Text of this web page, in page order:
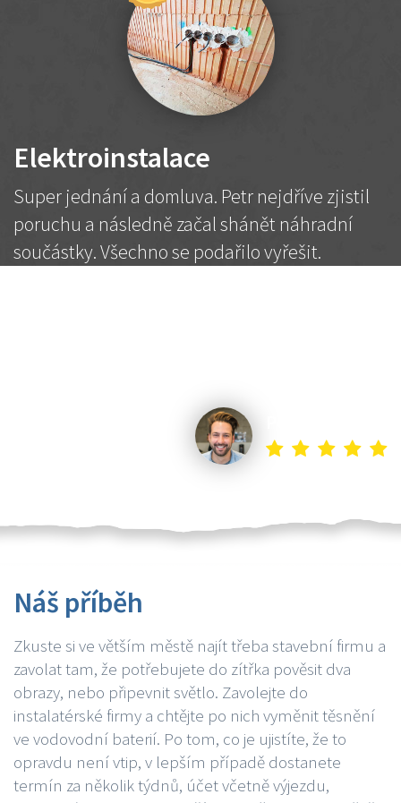
Elektroinstalace
Super jednání a domluva. Petr nejdříve zjistil
poruchu a následně začal shánět náhradní
součástky. Všechno se podařilo vyřešit.
Náš příběh
Zkuste si ve větším městě najít třeba stavební firmu a
zavolat tam, že potřebujete do zítřka pověsit dva
obrazy, nebo připevnit světlo. Zavolejte do
instalatérské firmy a chtějte po nich vyměnit těsnění
ve vodovodní baterií. Po tom, co je ujistíte, že to
opravdu není vtip, v lepším případě dostanete
termín za několik týdnů, účet včetně výjezdu,